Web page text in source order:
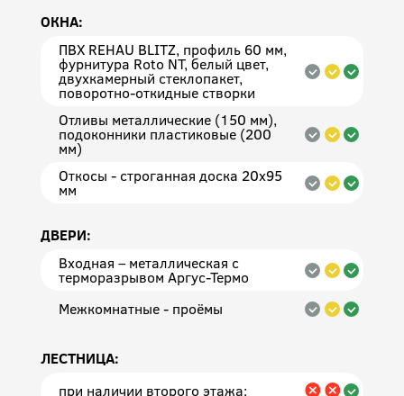
ОКНА:
ПВХ REHAU BLITZ, профиль 60 мм,
фурнитура Roto NT, белый цвет,
двухкамерный стеклопакет,
поворотно-откидные створки
Отливы металлические (150 мм),
подоконники пластиковые (200
мм)
Откосы - строганная доска 20х95
мм
ДВЕРИ:
Входная – металлическая с
терморазрывом Аргус-Термо
Межкомнатные - проёмы
ЛЕСТНИЦА:
при наличии второго этажа: